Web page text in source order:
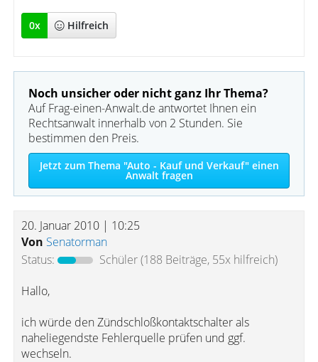
0x Hilfreich
Noch unsicher oder nicht ganz Ihr Thema?
Auf Frag-einen-Anwalt.de antwortet Ihnen ein
Rechtsanwalt innerhalb von 2 Stunden. Sie
bestimmen den Preis.
Jetzt zum Thema "Auto - Kauf und Verkauf" einen
Anwalt fragen
20. Januar 2010 | 10:25
Von Senatorman
Status:
Schüler(188 Beiträge, 55x hilfreich)
Hallo,
ich würde den Zündschloßkontaktschalter als
naheliegendste Fehlerquelle prüfen und ggf.
wechseln.